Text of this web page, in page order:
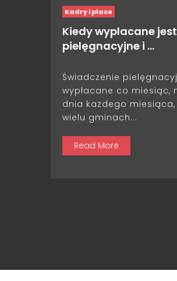
Kadry i płace
Kiedy wyplacane
pielęgnacyjne i …
Świadczenie
wypłacane co miesiąc,
dnia każdego
wielu gminach...
Read More